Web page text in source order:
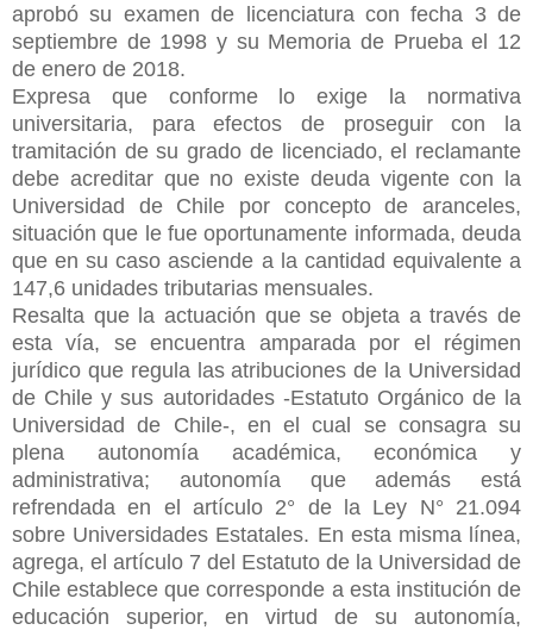
aprobó su examen de licenciatura con fecha 3 de
septiembre de 1998 y su Memoria de Prueba el 12
de enero de 2018.
Expresa que conforme lo exige la normativa
universitaria, para efectos de proseguir con la
tramitación de su grado de licenciado, el reclamante
debe acreditar que no existe deuda vigente con la
Universidad de Chile por concepto de aranceles,
situación que le fue oportunamente informada, deuda
que en su caso asciende a la cantidad equivalente a
147,6 unidades tributarias mensuales.
Resalta que la actuación que se objeta a través de
esta vía, se encuentra amparada por el régimen
jurídico que regula las atribuciones de la Universidad
de Chile y sus autoridades -Estatuto Orgánico de la
Universidad de Chile-, en el cual se consagra su
plena autonomía académica, económica y
administrativa; autonomía que además está
refrendada en el artículo 2° de la Ley N° 21.094
sobre Universidades Estatales. En esta misma línea,
agrega, el artículo 7 del Estatuto de la Universidad de
Chile establece que corresponde a esta institución de
educación superior, en virtud de su autonomía,